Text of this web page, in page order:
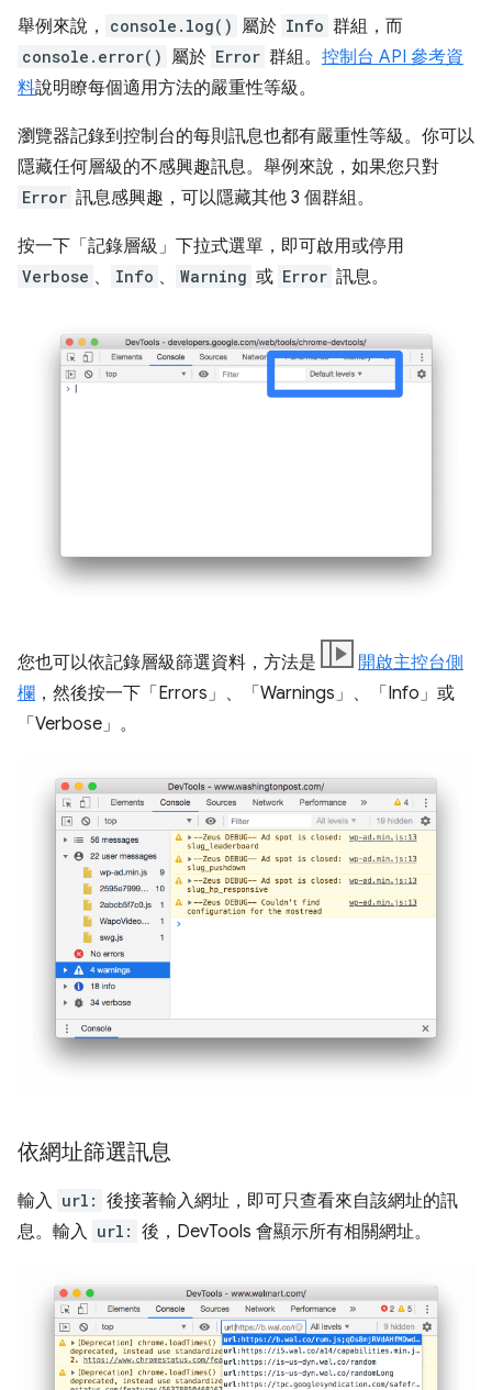
舉例來說， console.log() 屬於 Info 群組，而
console.error() 屬於 Error 群組。 控制台 API 參考資
料說明瞭每個適用方法的嚴重性等級。
瀏覽器記錄到控制台的每則訊息也都有嚴重性等級。你可以
隱藏任何層級的不感興趣訊息。舉例來說，如果您只對
Error 訊息感興趣，可以隱藏其他 3 個群組。
按一下「記錄層級」 下拉式選單，即可啟用或停用
Verbose 、 Info 、 Warning 或 Error 訊息。
您也可以依記錄層級篩選資料，方法是
開啟主控台側
欄 ，然後按一下「Errors」 、「Warnings」 、「Info」 或
「Verbose」 。
依網址篩選訊息
輸入 url: 後接著輸入網址，即可只查看來自該網址的訊
息。輸入 url: 後，DevTools 會顯示所有相關網址。